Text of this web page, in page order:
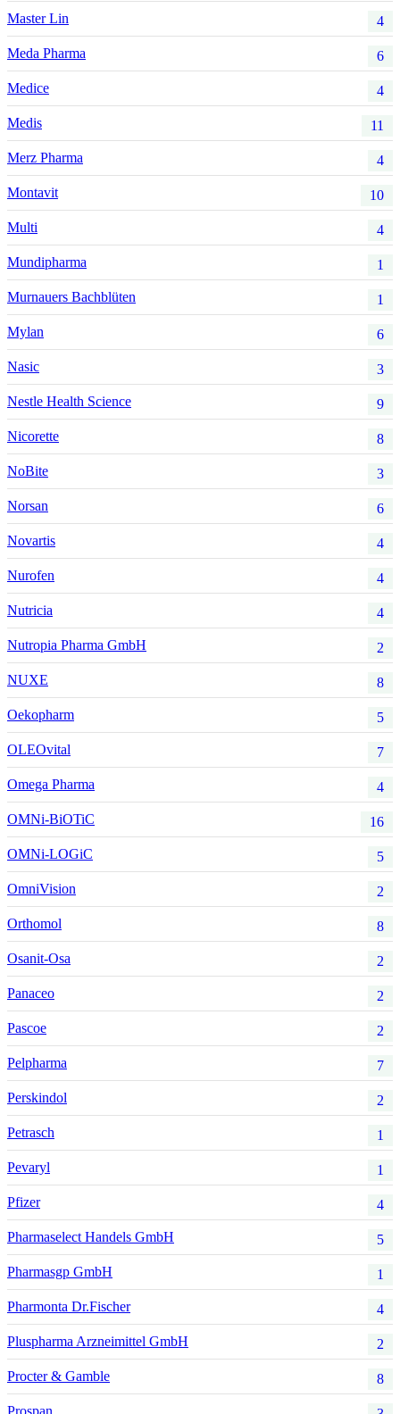
Master Lin 4
Meda Pharma 6
Medice 4
Medis 11
Merz Pharma 4
Montavit 10
Multi 4
Mundipharma 1
Murnauers Bachblüten 1
Mylan 6
Nasic 3
Nestle Health Science 9
Nicorette 8
NoBite 3
Norsan 6
Novartis 4
Nurofen 4
Nutricia 4
Nutropia Pharma GmbH 2
NUXE 8
Oekopharm 5
OLEOvital 7
Omega Pharma 4
OMNi-BiOTiC 16
OMNi-LOGiC 5
OmniVision 2
Orthomol 8
Osanit-Osa 2
Panaceo 2
Pascoe 2
Pelpharma 7
Perskindol 2
Petrasch 1
Pevaryl 1
Pfizer 4
Pharmaselect Handels GmbH 5
Pharmasgp GmbH 1
Pharmonta Dr.Fischer 4
Pluspharma Arzneimittel GmbH 2
Procter & Gamble 8